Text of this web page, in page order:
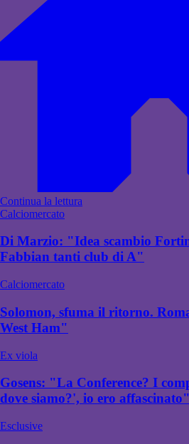
Continua la lettura
Calciomercato
Di Marzio: "Idea scambio
Fabbian tanti club di A"
Calciomercato
Solomon, sfuma il ritorno.
West Ham"
Ex viola
Gosens: "La Conference? I
dove siamo?', io ero affascinato"
Esclusive